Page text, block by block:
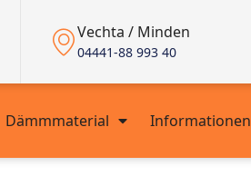
Vechta / Minden
04441-88 993 40
Dämmmaterial Informationen